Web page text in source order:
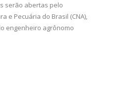
serão abertas pelo
e Pecuária do Brasil (CNA),
engenheiro agrônomo